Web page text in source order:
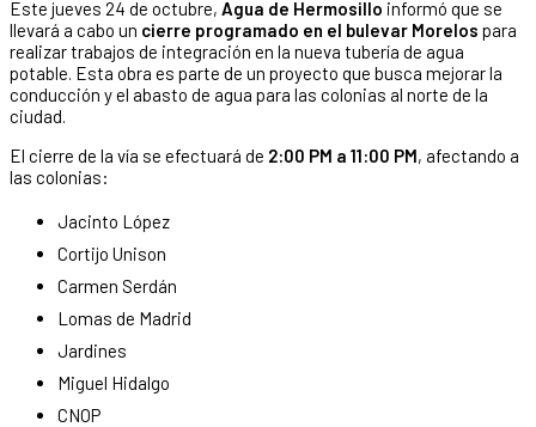
Este jueves 24 de octubre, Agua de Hermosillo informó que se
llevará a cabo un cierre programado en el bulevar Morelos para
realizar trabajos de integración en la nueva tubería de agua
potable. Esta obra es parte de un proyecto que busca mejorar la
conducción y el abasto de agua para las colonias al norte de la
ciudad.
El cierre de la vía se efectuará de 2:00 PM a 11:00 PM, afectando a
las colonias:
Jacinto López
Cortijo Unison
Carmen Serdán
Lomas de Madrid
Jardines
Miguel Hidalgo
CNOP